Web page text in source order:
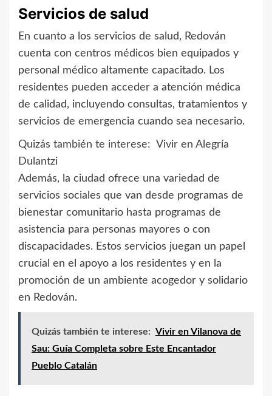
Servicios de salud
En cuanto a los servicios de salud, Redován
cuenta con centros médicos bien equipados y
personal médico altamente capacitado. Los
residentes pueden acceder a atención médica
de calidad, incluyendo consultas, tratamientos y
servicios de emergencia cuando sea necesario.
Quizás también te interese: Vivir en Alegría
Dulantzi
Además, la ciudad ofrece una variedad de
servicios sociales que van desde programas de
bienestar comunitario hasta programas de
asistencia para personas mayores o con
discapacidades. Estos servicios juegan un papel
crucial en el apoyo a los residentes y en la
promoción de un ambiente acogedor y solidario
en Redován.
Quizás también te interese: Vivir en Vilanova de
Sau: Guía Completa sobre Este Encantador
Pueblo Catalán